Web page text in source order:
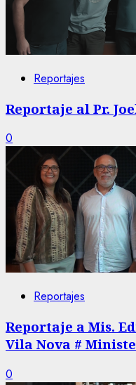
Reportajes
Reportaje al Pr.
0
Reportajes
Reportaje a Mis.
Vila Nova #
0